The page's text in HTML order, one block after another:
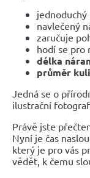
jednoduchý
navlečený
zaručuje
hodí se pro
délka
průměr
Jedná se o
ilustrační
Právě jste
Nyní je čas
který je pro vás
vědět, k čemu